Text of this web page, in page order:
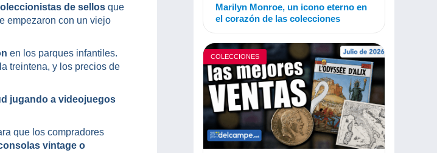
de sellos que
empezaron con un viejo
en los parques infantiles.
treintena, y los precios de
jugando a videojuegos
que los compradores
vintage o
Marilyn Monroe, un icono eterno en
el corazón de las colecciones
COLECCIONES